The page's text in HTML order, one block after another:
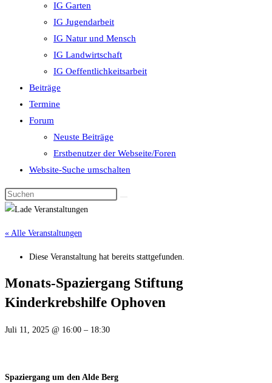
IG Garten
IG Jugendarbeit
IG Natur und Mensch
IG Landwirtschaft
IG Oeffentlichkeitsarbeit
Beiträge
Termine
Forum
Neuste Beiträge
Erstbenutzer der Webseite/Foren
Website-Suche umschalten
« Alle Veranstaltungen
Diese Veranstaltung hat bereits stattgefunden.
Monats-Spaziergang Stiftung
Kinderkrebshilfe Ophoven
Juli 11, 2025 @ 16:00 – 18:30
Spaziergang um den Alde Berg